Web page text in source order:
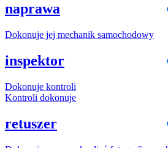
naprawa
Dokonuje jej mechanik samochodowy
inspektor
Dokonuje kontroli
Kontroli dokonuje
retuszer